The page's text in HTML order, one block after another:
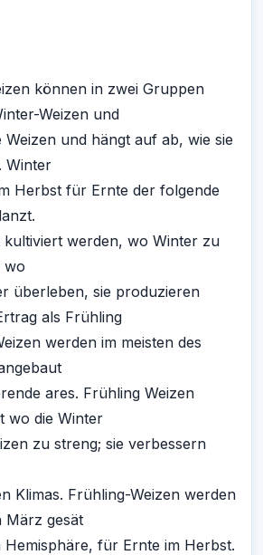
können in zwei Gruppen
Weizen und
Weizen und hängt auf ab, wie sie
Winter
Herbst für Ernte der folgende
kultiviert werden, wo Winter zu
wo
überleben, sie produzieren
als Frühling
werden im meisten des
ares. Frühling Weizen
wo die Winter
zu streng; sie verbessern
Klimas. Frühling-Weizen werden
März gesät
für Ernte im Herbst.